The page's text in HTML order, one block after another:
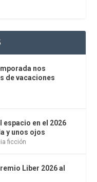
nos
de vacaciones
espacio en el 2026
y unos ojos
ficción
Liber 2026 al